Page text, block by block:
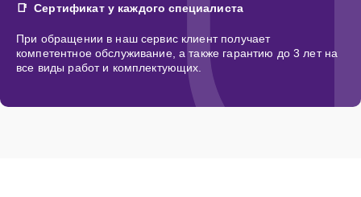
Сертификат у каждого специалиста
При обращении в наш сервис клиент получает
компетентное обслуживание, а также гарантию до 3 лет на
все виды работ и комплектующих.